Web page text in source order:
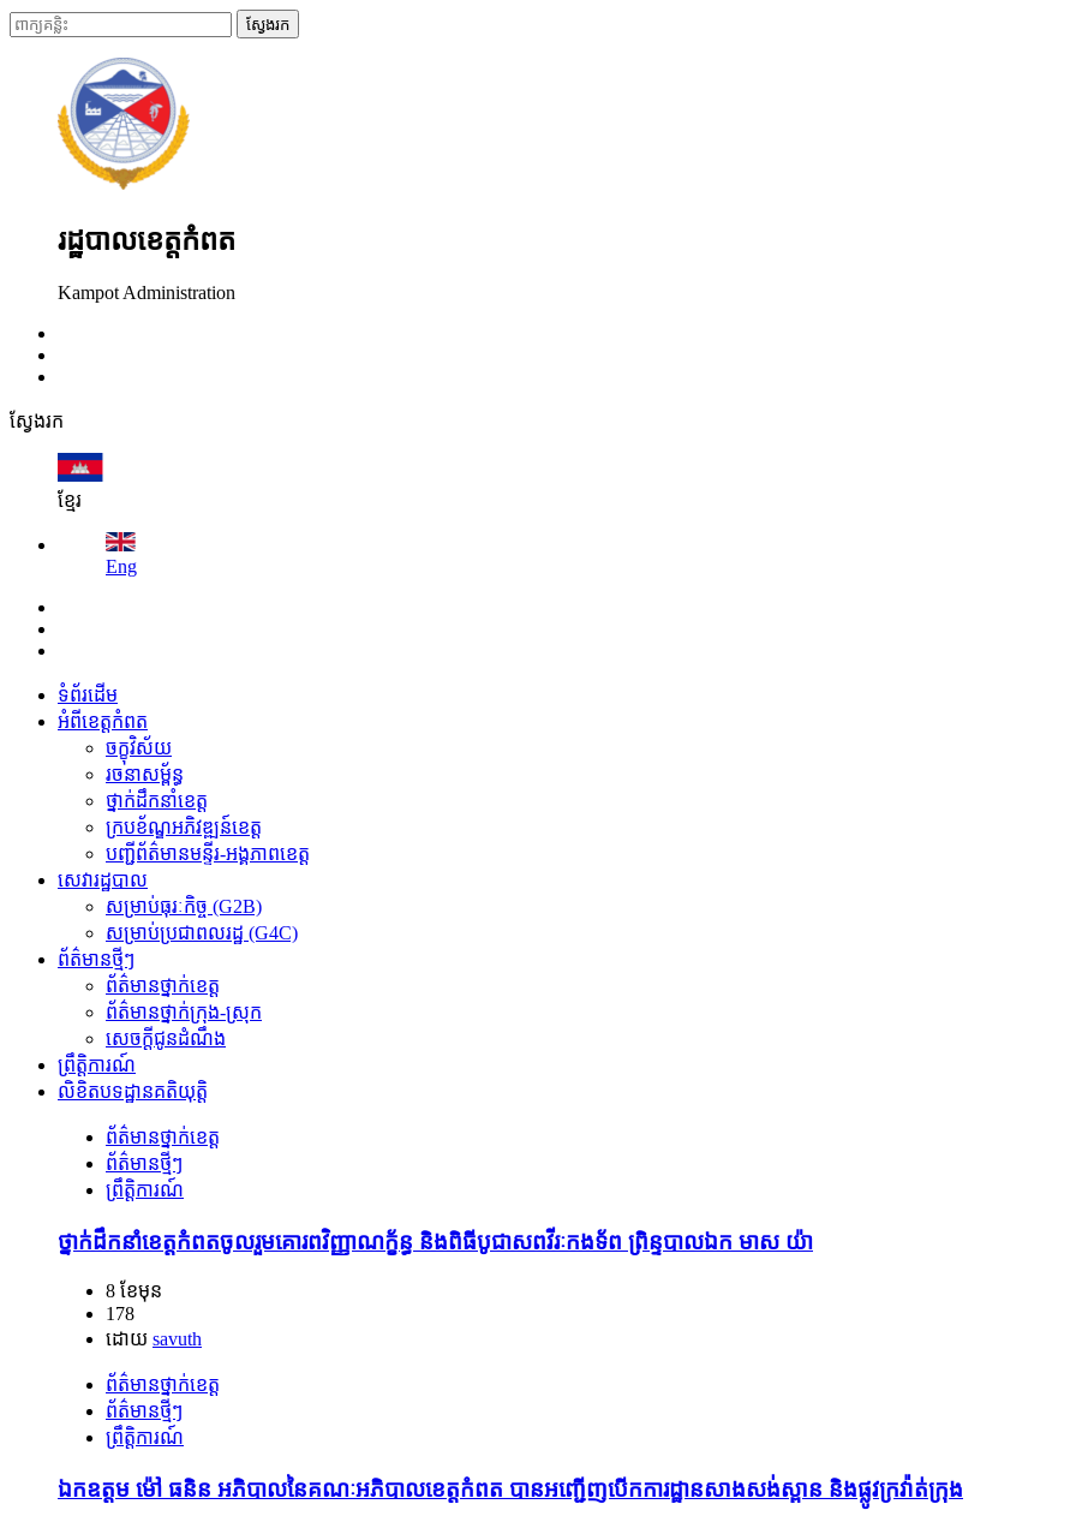
ស្វែងរក
រដ្ឋបាលខេត្តកំពត
Kampot Administration
ស្វែងរក
ខ្មែរ
Eng
ទំព័រដើម
អំពីខេត្តកំពត
ចក្ខុវិស័យ
រចនាសម្ព័ន្ធ
ថ្នាក់ដឹកនាំខេត្ត
ក្របខ័ណ្ឌអភិវឌ្ឍន៍ខេត្ត
បញ្ជីព័ត៌មានមន្ទីរ-អង្គភាពខេត្ត
សេវារដ្ឋបាល
សម្រាប់ធុរៈកិច្ច (G2B)
សម្រាប់ប្រជាពលរដ្ឋ (G4C)
ព័ត៌មានថ្មីៗ
ព័ត៌មានថ្នាក់ខេត្ត
ព័ត៌មានថ្នាក់ក្រុង-ស្រុក
សេចក្តីជូនដំណឹង
ព្រឹត្តិការណ៍
លិខិតបទដ្ឋានគតិយុត្តិ
ព័ត៌មានថ្នាក់ខេត្ត
ព័ត៌មានថ្មីៗ
ព្រឹត្តិការណ៍
ថ្នាក់ដឹកនាំខេត្តកំពតចូលរួមគោរពវិញ្ញាណក្ខ័ន្ធ និងពិធីបូជាសពវីរៈកងទ័ព ព្រិន្ទបាលឯក មាស យ៉ា
8 ខែមុន
178
ដោយ savuth
ព័ត៌មានថ្នាក់ខេត្ត
ព័ត៌មានថ្មីៗ
ព្រឹត្តិការណ៍
ឯកឧត្តម ម៉ៅ ធនិន អភិបាលនៃគណៈអភិបាលខេត្តកំពត បានអញ្ជើញបើកការដ្ឋានសាងសង់ស្ពាន និងផ្លូវក្រវ៉ាត់ក្រុង